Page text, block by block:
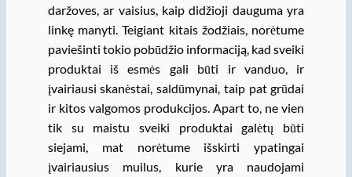
daržoves, ar vaisius, kaip didžioji dauguma yra
linkę manyti. Teigiant kitais žodžiais, norėtume
paviešinti tokio pobūdžio informaciją, kad sveiki
produktai iš esmės gali būti ir vanduo, ir
įvairiausi skanėstai, saldūmynai, taip pat grūdai
ir kitos valgomos produkcijos. Apart to, ne vien
tik su maistu sveiki produktai galėtų būti
siejami, mat norėtume išskirti ypatingai
įvairiausius muilus, kurie yra naudojami